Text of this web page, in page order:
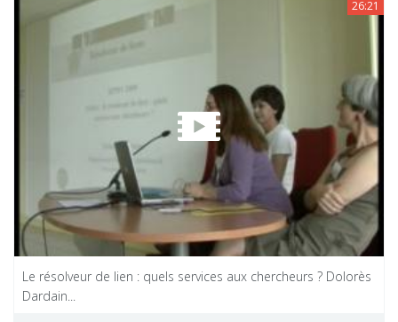
26:21
Le résolveur de lien : quels services aux chercheurs ? Dolorès
Dardain...